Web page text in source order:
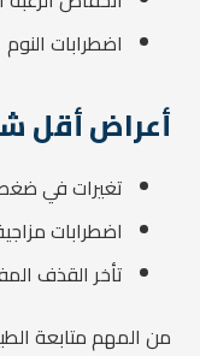
اضطرابات النوم
أعراض أقل
تغيرات في
اضطرابات
تأخر القذف
من المهم متابعة